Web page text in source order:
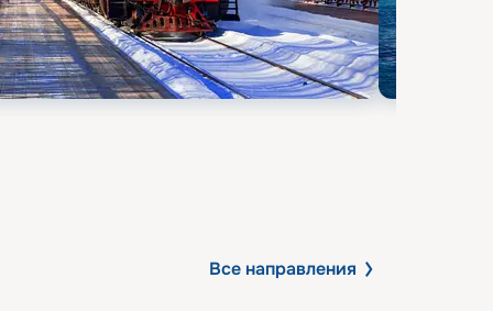
Все направления